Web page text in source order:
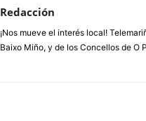
Redacción
¡Nos mueve el interés local!
Baixo Miño, y de los Concellos de O